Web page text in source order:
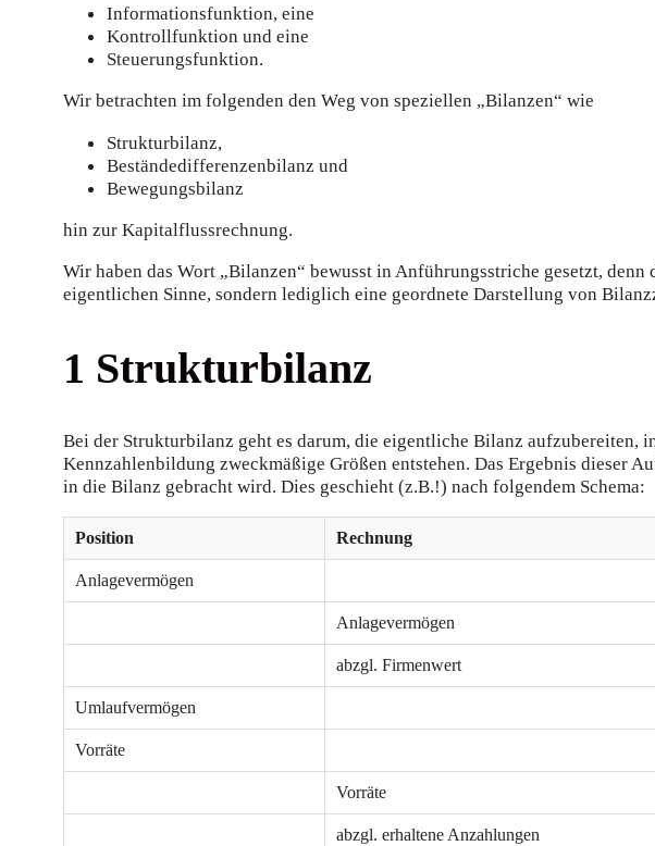
Informationsfunktion, eine
Kontrollfunktion und eine
Steuerungsfunktion.
Wir betrachten im folgenden den Weg von speziellen „Bilanzen“ wie
Strukturbilanz,
Beständedifferenzenbilanz und
Bewegungsbilanz
hin zur Kapitalflussrechnung.
Wir haben das Wort „Bilanzen“ bewusst in Anführungsstriche gesetzt,
eigentlichen Sinne, sondern lediglich eine geordnete Darstellung von
1 Strukturbilanz
Bei der Strukturbilanz geht es darum, die eigentliche Bilanz aufzubereiten,
Kennzahlenbildung zweckmäßige Größen entstehen. Das Ergebnis dieser
in die Bilanz gebracht wird. Dies geschieht (z.B.!) nach folgendem Schema:
Position Rechnung
Anlagevermögen
Anlagevermögen
abzgl. Firmenwert
Umlaufvermögen
Vorräte
Vorräte
abzgl. erhaltene Anzahlungen